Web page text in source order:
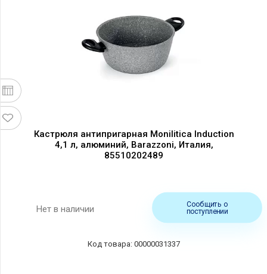
Кастрюля антипригарная Monilitica Induction
4,1 л, алюминий, Barazzoni, Италия,
85510202489
Нет в наличии
Сообщить о
поступлении
00000031337